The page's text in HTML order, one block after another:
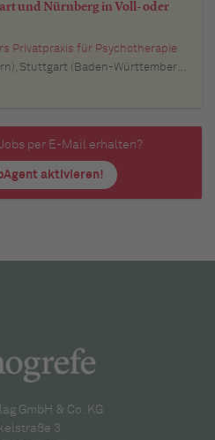
und Nürnberg in Voll- oder
Privatpraxis für Psychotherapie
(Baden-Württemberg), Reutlingen (Baden-Württemberg), Tübingen (Baden-Württemberg), Aalen (Baden-Württemberg), Schwäbisch Gmünd (Baden-Württemberg), Karlsruhe (Baden-Württemberg), Mannheim (Baden-Württemberg), Ulm (Baden-Württemberg), Pforzheim (Baden-Württemberg), Offenburg (Baden-Württemberg), Göppingen (Baden-Württemberg), Baden-Baden (Baden-Württemberg), Heidenheim an der Brenz (Baden-Württemberg), Ingolstadt (Bayern), Erlangen (Bayern), Regensburg (Bayern), Bamberg (Bayern), Bayreuth (Bayern)
per E-Mail erhalten?
aktivieren!
GmbH & Co. KG
3